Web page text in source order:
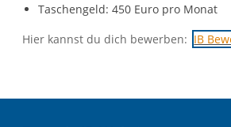
Taschengeld: 450 Euro pro Monat
Hier kannst du dich bewerben: IB